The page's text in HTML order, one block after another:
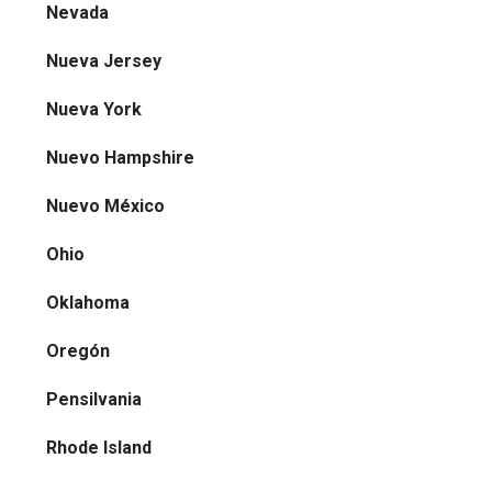
Nevada
Nueva Jersey
Nueva York
Nuevo Hampshire
Nuevo México
Ohio
Oklahoma
Oregón
Pensilvania
Rhode Island